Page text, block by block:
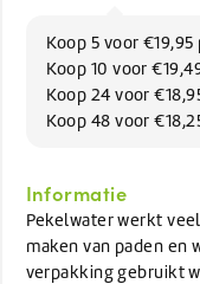
Koop 5 voor
Koop 10 voor
Koop 24 voor
Koop 48 voor
Informatie
Pekelwater werkt
maken van paden en
verpakking gebruikt